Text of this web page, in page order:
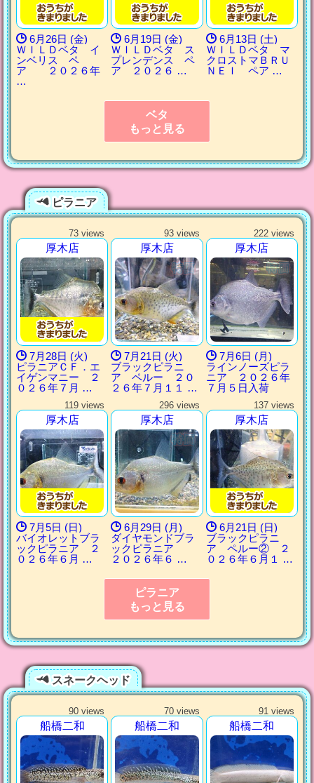
6月26日 (金)
ＷＩＬＤベタ イ
ンベリス ペ
ア ２０２６年
…
6月19日 (金)
ＷＩＬＤベタ ス
プレンデンス ペ
ア ２０２６ …
6月13日 (土)
ＷＩＬＤベタ マ
クロストマＢＲＵ
ＮＥＩ ペア …
ベタ
もっと見る
ピラニア
73 views
厚木店
7月28日 (火)
ピラニアＣＦ．エ
イゲンマニー ２
０２６年７月 …
93 views
厚木店
7月21日 (火)
ブラックピラニ
ア ペルー ２０
２６年７月１１ …
222 views
厚木店
7月6日 (月)
ラインノーズピラ
ニア ２０２６年
７月５日入荷
119 views
厚木店
7月5日 (日)
バイオレットブラ
ックピラニア ２
０２６年６月 …
296 views
厚木店
6月29日 (月)
ダイヤモンドブラ
ックピラニア
２０２６年６ …
137 views
厚木店
6月21日 (日)
ブラックピラニ
ア ペルー② ２
０２６年６月１ …
ピラニア
もっと見る
スネークヘッド
90 views
船橋二和
70 views
船橋二和
91 views
船橋二和